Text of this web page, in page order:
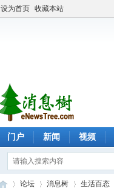
设为首页 收藏本站
门户 新闻 视频
论坛 消息树 生活百态